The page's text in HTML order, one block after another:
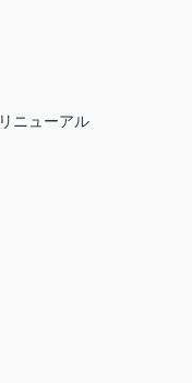
ニューアル